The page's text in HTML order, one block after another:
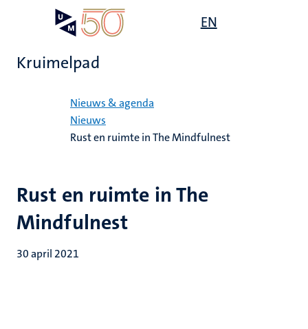
EN
Kruimelpad
Nieuws & agenda
Nieuws
Rust en ruimte in The Mindfulnest
Rust en ruimte in The
Mindfulnest
30 april 2021